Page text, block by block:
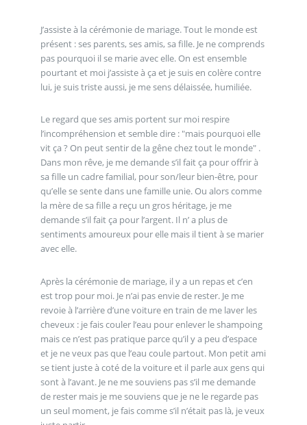
J’assiste à la cérémonie de mariage. Tout le monde est
présent : ses parents, ses amis, sa fille. Je ne comprends
pas pourquoi il se marie avec elle. On est ensemble
pourtant et moi j’assiste à ça et je suis en colère contre
lui, je suis triste aussi, je me sens délaissée, humiliée.
Le regard que ses amis portent sur moi respire
l’incompréhension et semble dire : "mais pourquoi elle
vit ça ? On peut sentir de la gêne chez tout le monde" .
Dans mon rêve, je me demande s’il fait ça pour offrir à
sa fille un cadre familial, pour son/leur bien-être, pour
qu’elle se sente dans une famille unie. Ou alors comme
la mère de sa fille a reçu un gros héritage, je me
demande s’il fait ça pour l’argent. Il n’ a plus de
sentiments amoureux pour elle mais il tient à se marier
avec elle.
Après la cérémonie de mariage, il y a un repas et c’en
est trop pour moi. Je n’ai pas envie de rester. Je me
revoie à l’arrière d’une voiture en train de me laver les
cheveux : je fais couler l’eau pour enlever le shampoing
mais ce n’est pas pratique parce qu’il y a peu d’espace
et je ne veux pas que l’eau coule partout. Mon petit ami
se tient juste à coté de la voiture et il parle aux gens qui
sont à l’avant. Je ne me souviens pas s’il me demande
de rester mais je me souviens que je ne le regarde pas
un seul moment, je fais comme s’il n’était pas là, je veux